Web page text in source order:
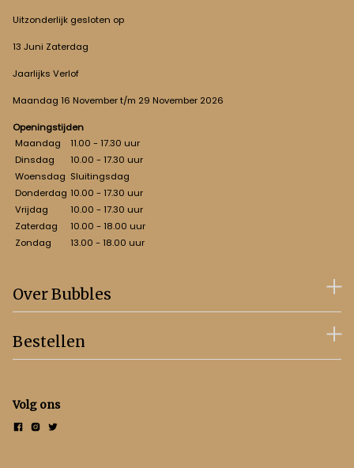
Uitzonderlijk gesloten op
13 Juni Zaterdag
Jaarlijks Verlof
Maandag 16 November t/m 29 November 2026
Openingstijden
Maandag
11.00 - 17.30 uur
Dinsdag
10.00 - 17.30 uur
Woensdag Sluitingsdag
Donderdag 10.00 - 17.30 uur
Vrijdag
10.00 - 17.30 uur
Zaterdag
10.00 - 18.00 uur
Zondag
13.00 - 18.00 uur
Over Bubbles
Bestellen
Volg ons